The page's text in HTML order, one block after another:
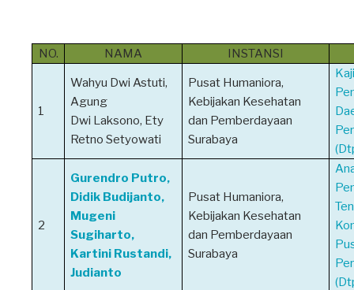
NO. NAMA INSTANSI
1
Wahyu Dwi Astuti,
Agung
Dwi Laksono, Ety
Retno Setyowati
Pusat Humaniora,
Kebijakan Kesehatan
dan Pemberdayaan
Surabaya
2
Gurendro Putro,
Didik Budijanto,
Mugeni
Sugiharto,
Kartini Rustandi,
Judianto
Pusat Humaniora,
Kebijakan Kesehatan
dan Pemberdayaan
Surabaya